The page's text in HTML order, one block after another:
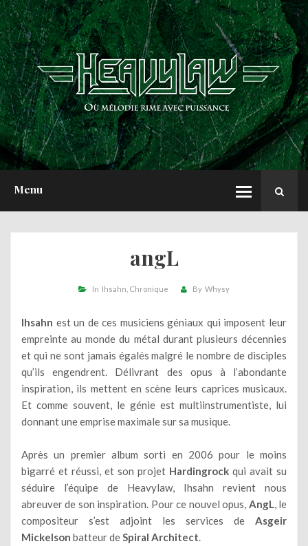
Menu
ACCUEIL
NEWS
CHRONIQUES
INTERVIEWS
REPORTS
A PROPOS
angL
In Ihsahn Chronique By Whysy
Ihsahn est un de ces musiciens géniaux qui imposent leur
empreinte au monde du métal durant plusieurs décennies
et qui ne sont jamais égalés malgré le nombre de disciples
qu’ils engendrent. Délivrant des opus à l’abondante
inspiration, ils mettent en scène leurs caprices musicaux.
Et comme souvent, le génie est multiinstrumentiste, lui
donnant une emprise maximale sur sa musique.
Après un premier album sorti en 2006 pour le moins
bigarré et réussi, et son projet Hardingrock qui avait su
séduire l’équipe de Heavylaw, Ihsahn revient nous
abreuver de son inspiration. Pour ce nouvel opus, AngL, le
compositeur s’est adjoint les services de Asgeir
Mickelson batteur deSpiral Architect.